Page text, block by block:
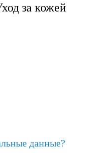
за кожей
данные?